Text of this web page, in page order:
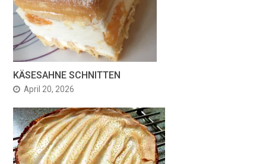
KÄSESAHNE SCHNITTEN
April 20, 2026